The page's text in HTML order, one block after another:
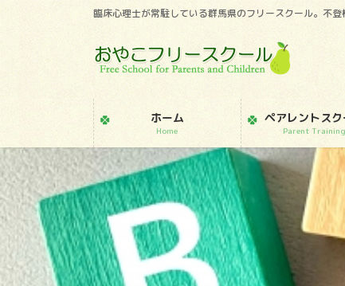
移
動
臨床心理士が常駐している群馬県のフリースクール。不
ホーム
Home
ペアレントス
Parent Training